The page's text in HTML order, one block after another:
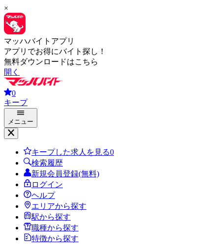
×
マッハバイトアプリ
アプリでお得にバイト探し！
無料ダウンロードはこちら
開く
0
キープ
メニュー
キープした求人を見る0
検索履歴
新規会員登録(無料)
ログイン
ヘルプ
エリアから探す
駅から探す
職種から探す
特徴から探す